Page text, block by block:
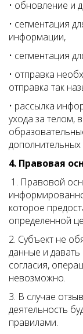
• обновление и
• сегментация
информации,
• сегментация
• отправка
отправка так
• рассылка
ухода за телом,
дополнительных
4. Правовая
1. Правовой
которое
определенной
2. Субъект не
данные и давать
согласия,
невозможно.
3. В случае
деятельность
правилами.